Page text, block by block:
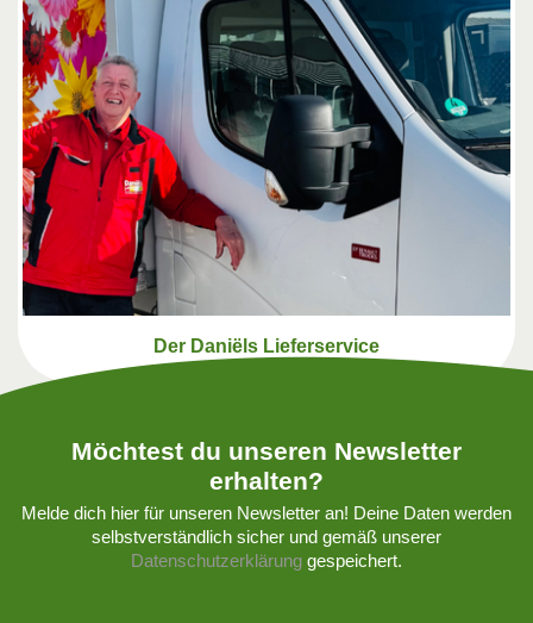
Der Daniëls Lieferservice
Möchtest du unseren Newsletter
erhalten?
Melde dich hier für unseren Newsletter an! Deine Daten werden
selbstverständlich sicher und gemäß unserer
Datenschutzerklärung gespeichert.